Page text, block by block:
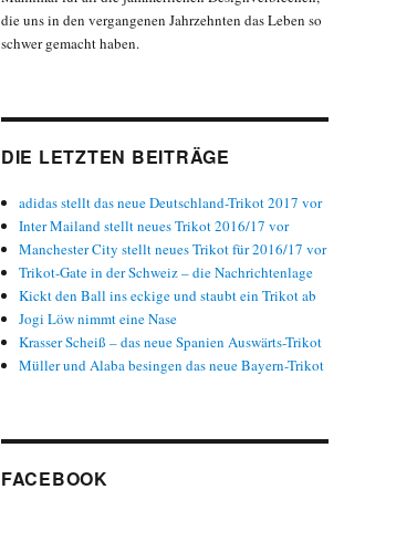
die uns in den vergangenen Jahrzehnten das Leben so
schwer gemacht haben.
DIE LETZTEN BEITRÄGE
adidas stellt das neue Deutschland-Trikot 2017 vor
Inter Mailand stellt neues Trikot 2016/17 vor
Manchester City stellt neues Trikot für 2016/17 vor
Trikot-Gate in der Schweiz – die Nachrichtenlage
Kickt den Ball ins eckige und staubt ein Trikot ab
Jogi Löw nimmt eine Nase
Krasser Scheiß – das neue Spanien Auswärts-Trikot
Müller und Alaba besingen das neue Bayern-Trikot
FACEBOOK